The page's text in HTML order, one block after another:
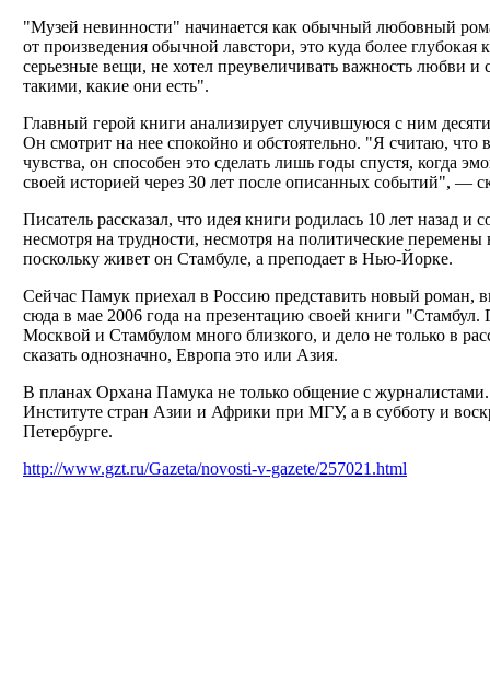
"Музей невинности" начинается как обычный любовный
от произведения обычной лавстори, это куда более
серьезные вещи, не хотел преувеличивать важность любви и
такими, какие они есть".
Главный герой книги анализирует случившуюся с ним
Он смотрит на нее спокойно и обстоятельно. "Я считаю,
чувства, он способен это сделать лишь годы спустя, когда
своей историей через 30 лет после описанных событий", —
Писатель рассказал, что идея книги родилась 10 лет назад и
несмотря на трудности, несмотря на политические
поскольку живет он Стамбуле, а преподает в Нью-Йорке.
Сейчас Памук приехал в Россию представить новый
сюда в мае 2006 года на презентацию своей книги
Москвой и Стамбулом много близкого, и дело не только в
сказать однозначно, Европа это или Азия.
В планах Орхана Памука не только общение с
Институте стран Азии и Африки при МГУ, а в субботу и
Петербурге.
http://www.gzt.ru/Gazeta/novosti-v-gazete/257021.html